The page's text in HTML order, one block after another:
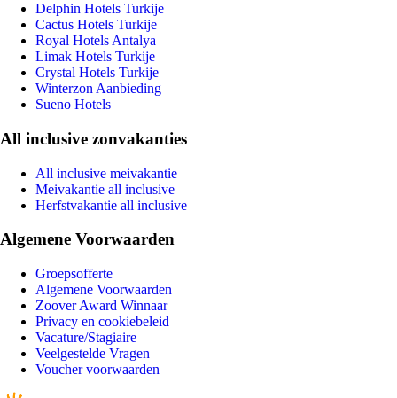
Delphin Hotels Turkije
Cactus Hotels Turkije
Royal Hotels Antalya
Limak Hotels Turkije
Crystal Hotels Turkije
Winterzon Aanbieding
Sueno Hotels
All inclusive zonvakanties
All inclusive meivakantie
Meivakantie all inclusive
Herfstvakantie all inclusive
Algemene Voorwaarden
Groepsofferte
Algemene Voorwaarden
Zoover Award Winnaar
Privacy en cookiebeleid
Vacature/Stagiaire
Veelgestelde Vragen
Voucher voorwaarden